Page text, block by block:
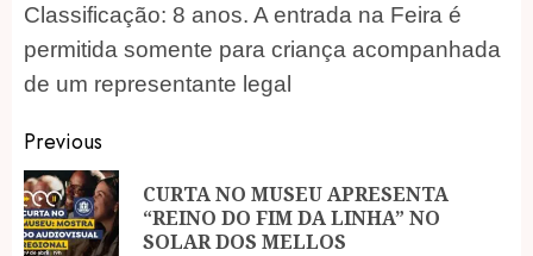
Classificação: 8 anos. A entrada na Feira é
permitida somente para criança acompanhada
de um representante legal
Post
navigation
Previous
CURTA NO MUSEU APRESENTA
“REINO DO FIM DA LINHA” NO
SOLAR DOS MELLOS